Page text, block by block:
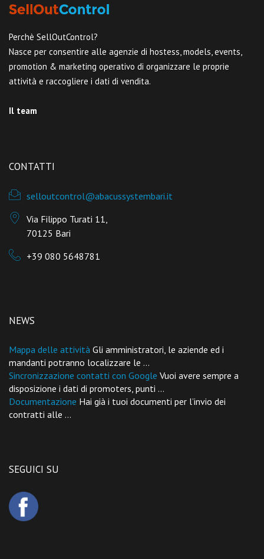
Perchè SellOutControl?
Nasce per consentire alle agenzie di hostess, models, events,
promotion & marketing operativo di organizzare le proprie
attività e raccogliere i dati di vendita.
Il team
CONTATTI
selloutcontrol@abacussystembari.it
Via Filippo Turati 11,
70125 Bari
+39 080 5648781
NEWS
Mappa delle attività Gli amministratori, le aziende ed i
mandanti potranno localizzare le ...
Sincronizzazione contatti con Google Vuoi avere sempre a
disposizione i dati di promoters, punti ...
Documentazione Hai già i tuoi documenti per l’invio dei
contratti alle ...
SEGUICI SU